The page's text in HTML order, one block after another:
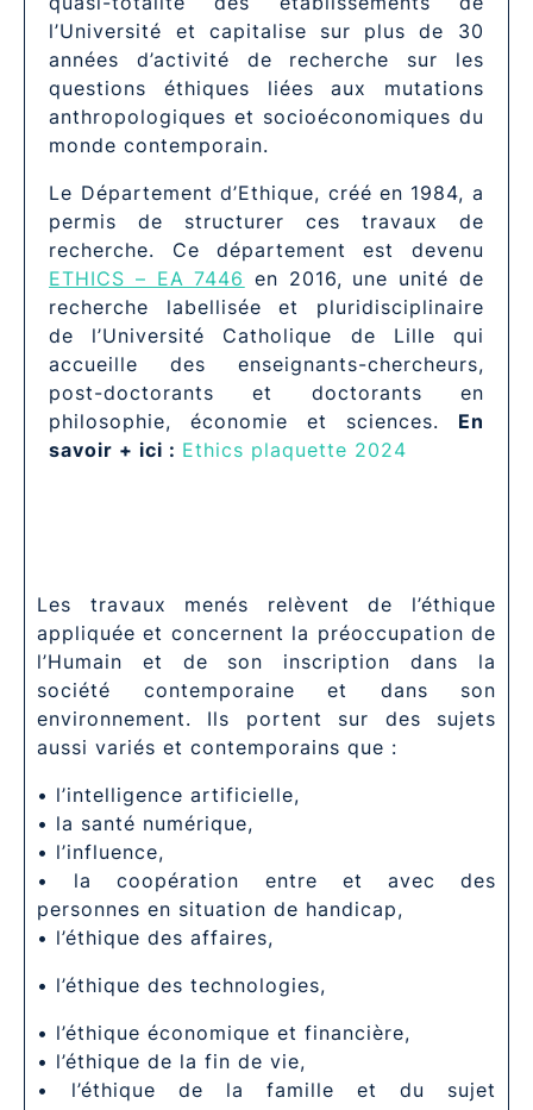
l’Université et capitalise sur plus de 30
années d’activité de recherche sur les
questions éthiques liées aux mutations
anthropologiques et socioéconomiques du
monde contemporain.
Le Département d’Ethique, créé en 1984, a
permis de structurer ces travaux de
recherche. Ce département est devenu
ETHICS – EA 7446 en 2016, une unité de
recherche labellisée et pluridisciplinaire
de l’Université Catholique de Lille qui
accueille des enseignants-chercheurs,
post-doctorants et doctorants en
philosophie, économie et sciences. En
savoir + ici : Ethics plaquette 2024
Les travaux menés relèvent de l’éthique
appliquée et concernent la préoccupation de
l’Humain et de son inscription dans la
société contemporaine et dans son
environnement. Ils portent sur des sujets
aussi variés et contemporains que :
• l’intelligence artificielle,
• la santé numérique,
• l’influence,
• la coopération entre et avec des
personnes en situation de handicap,
• l’éthique des affaires,
• l’éthique des technologies,
• l’éthique économique et financière,
• l’éthique de la fin de vie,
• l’éthique de la famille et du sujet